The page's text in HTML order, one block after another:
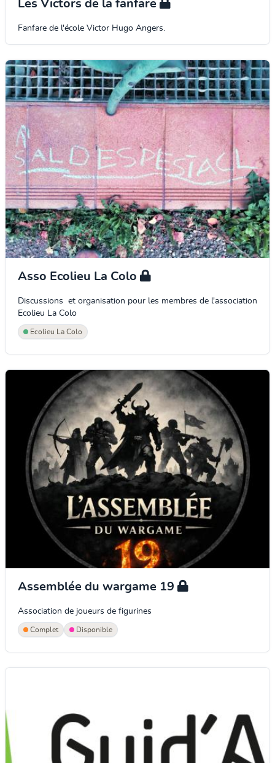
Les Victors de la fanfare
Fanfare de l'école Victor Hugo Angers.
Asso Ecolieu La Colo
Discussions et organisation pour les membres de l'association
Ecolieu La Colo
Ecolieu La Colo
Assemblée du wargame 19
Association de joueurs de figurines
Complet Disponible